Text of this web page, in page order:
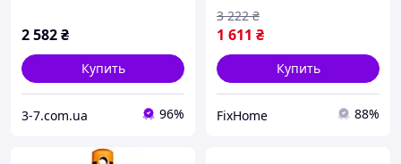
2 582₴
Купить
3-7.com.ua 96%
1 611 ₴
3 222 ₴
Купить
FixHome 88%